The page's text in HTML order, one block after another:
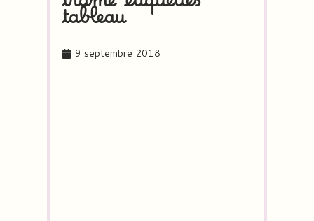
tableau
9 septembre 2018